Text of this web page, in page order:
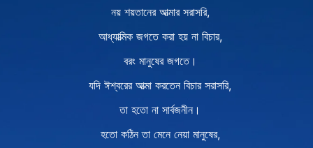
নয় শয়তানের আত্মার সরাসরি,
আধ্যাত্মিক জগতে করা হয় না বিচার,
বরং মানুষের জগতে।
যদি ঈশ্বরের আত্মা করতেন বিচার সরাসরি,
তা হতো না সার্বজনীন।
হতো কঠিন তা মেনে নেয়া মানুষের,